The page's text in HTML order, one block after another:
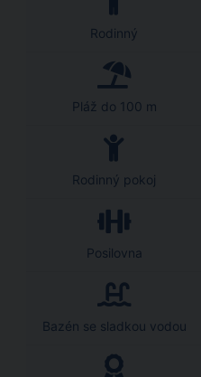
Rodinný
Pláž do 100 m
Rodinný pokoj
Posilovna
Bazén se sladkou vodou